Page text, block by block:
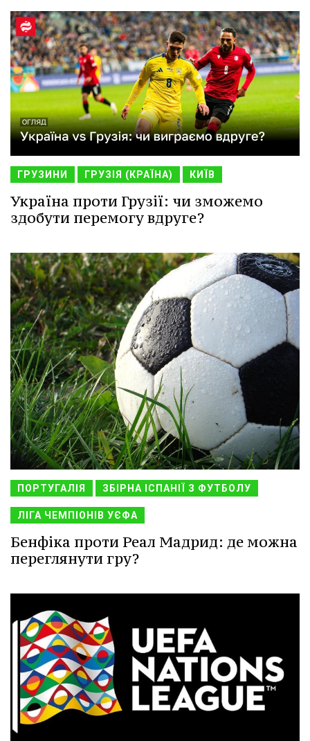
ГРУЗИНИ ГРУЗІЯ (КРАЇНА) КИЇВ
Україна проти Грузії: чи зможемо
здобути перемогу вдруге?
ПОРТУГАЛІЯ ЗБІРНА ІСПАНІЇ З ФУТБОЛУ
ЛІГА ЧЕМПІОНІВ УЄФА
Бенфіка проти Реал Мадрид: де можна
переглянути гру?